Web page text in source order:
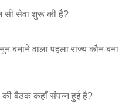
सी सेवा शुरू की है?
बनाने वाला पहला राज्य कौन बना
की बैठक कहाँ संपन्न हुई है?